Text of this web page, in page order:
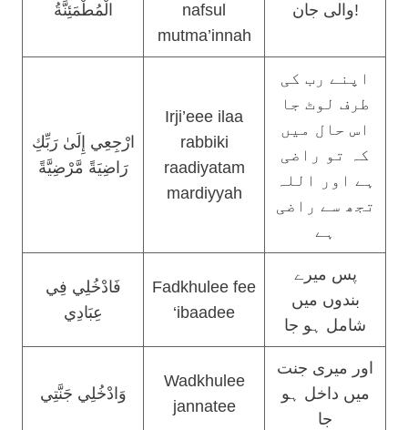
الْمُطْمَئِنَّةُ
nafsul
mutma’innah
والی جان!
ارْجِعِي إِلَىٰ رَبِّكِ
رَاضِيَةً مَّرْضِيَّةً
Irji’eee ilaa
rabbiki
raadiyatam
mardiyyah
اپنے رب کی
طرف لوٹ جا
اس حال میں
کہ تو راضی
ہے اور اللہ
تجھ سے راضی
ہے
فَادْخُلِي فِي
عِبَادِي
Fadkhulee fee
‘ibaadee
پس میرے
بندوں میں
شامل ہو جا
وَادْخُلِي جَنَّتِي
Wadkhulee
jannatee
اور میری جنت
میں داخل ہو
جا